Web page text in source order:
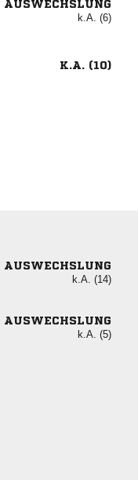
AUSWECHSLUNG
k.A. (6)
K.A. (10)
AUSWECHSLUNG
k.A. (14)
AUSWECHSLUNG
k.A. (5)